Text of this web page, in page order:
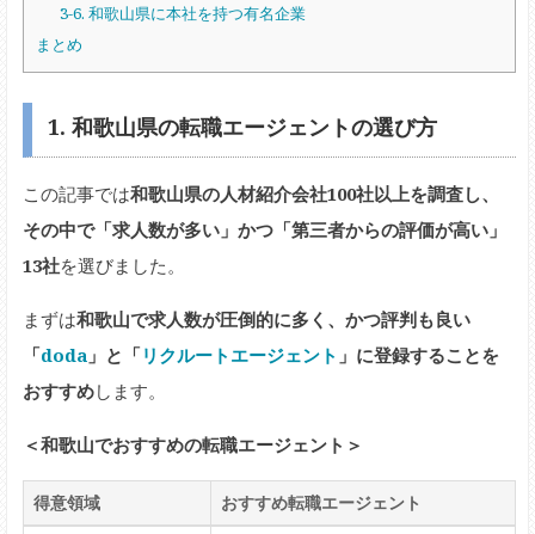
3-6. 和歌山県に本社を持つ有名企業
まとめ
1. 和歌山県の転職エージェントの選び方
この記事では和歌山県の人材紹介会社100社以上を調査し、
その中で「求人数が多い」かつ「第三者からの評価が高い」
13社を選びました。
まずは和歌山で求人数が圧倒的に多く、かつ評判も良い
「doda 」と「リクルートエージェント 」に登録することを
おすすめします。
＜和歌山でおすすめの転職エージェント＞
得意領域
おすすめ転職エージェント